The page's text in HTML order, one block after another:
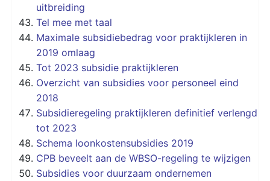
uitbreiding
Tel mee met taal
Maximale subsidiebedrag voor praktijkleren in
2019 omlaag
Tot 2023 subsidie praktijkleren
Overzicht van subsidies voor personeel eind
2018
Subsidieregeling praktijkleren definitief verlengd
tot 2023
Schema loonkostensubsidies 2019
CPB beveelt aan de WBSO-regeling te wijzigen
Subsidies voor duurzaam ondernemen